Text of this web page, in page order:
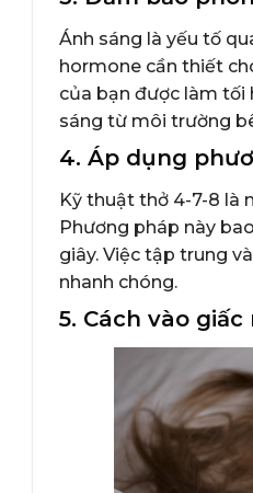
Ánh sáng là yếu tố
hormone cần thiết
của bạn được làm tối
sáng từ môi trường
4. Áp dụng
Kỹ thuật thở 4-7-8 là
Phương pháp này
giây. Việc tập trung
nhanh chóng.
5. Cách vào